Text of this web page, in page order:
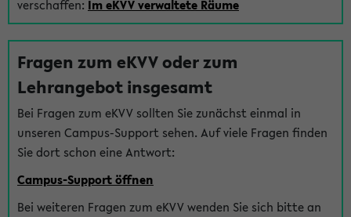
verschaffen: Im eKVV verwaltete Räume
Fragen zum eKVV oder zum
Lehrangebot insgesamt
Bei Fragen zum eKVV sollten Sie zunächst einmal in
unseren Campus-Support sehen. Auf viele Fragen finden
Sie dort schon eine Antwort:
Campus-Support öffnen
Bei weiteren Fragen zum eKVV wenden Sie sich bitte an